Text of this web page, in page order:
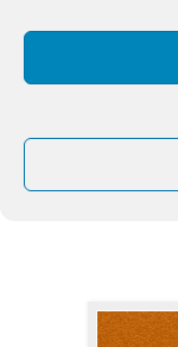
ido